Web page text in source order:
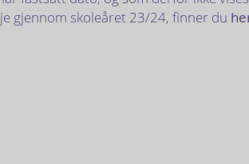
gjennom skoleåret 23/24, finner du